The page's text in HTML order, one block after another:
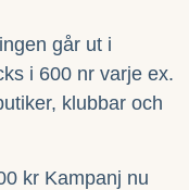
går ut i
i 600 nr varje ex.
klubbar och
kr Kampanj nu